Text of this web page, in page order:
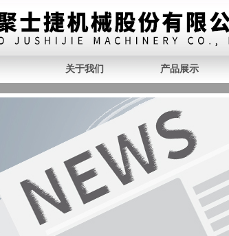
关于我们 产品展示